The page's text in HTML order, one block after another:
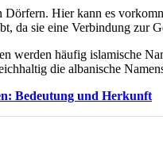
Hier kann es
da sie eine Verbindung zur
werden häufig islamische
die albanische
Bedeutung und Herkunft